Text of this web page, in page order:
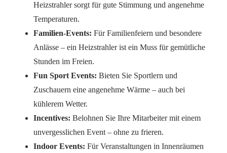
Heizstrahler sorgt für gute Stimmung und angenehme
Temperaturen.
Familien-Events: Für Familienfeiern und besondere
Anlässe – ein Heizstrahler ist ein Muss für gemütliche
Stunden im Freien.
Fun Sport Events: Bieten Sie Sportlern und
Zuschauern eine angenehme Wärme – auch bei
kühlerem Wetter.
Incentives: Belohnen Sie Ihre Mitarbeiter mit einem
unvergesslichen Event – ohne zu frieren.
Indoor Events: Für Veranstaltungen in Innenräumen